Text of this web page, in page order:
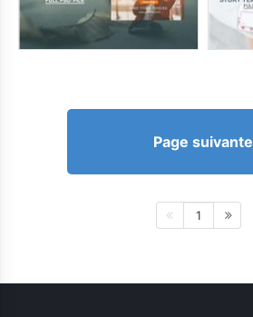
Page suivante
1